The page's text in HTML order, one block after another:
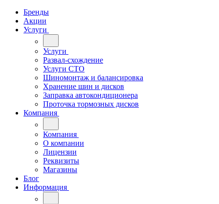
Бренды
Акции
Услуги
Услуги
Развал-схождение
Услуги СТО
Шиномонтаж и балансировка
Хранение шин и дисков
Заправка автокондиционера
Проточка тормозных дисков
Компания
Компания
О компании
Лицензии
Реквизиты
Магазины
Блог
Информация